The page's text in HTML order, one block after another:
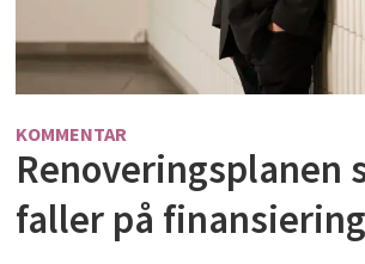
KOMMENTAR
Renoveringsplanen
faller på